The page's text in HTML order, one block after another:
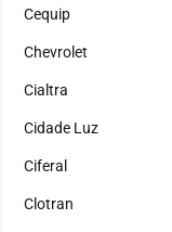
Cequip
Chevrolet
Cialtra
Cidade Luz
Ciferal
Clotran